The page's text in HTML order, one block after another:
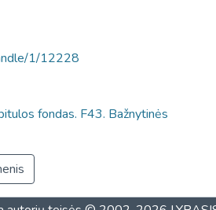
1/12228
fondas. F43. Bažnytinės